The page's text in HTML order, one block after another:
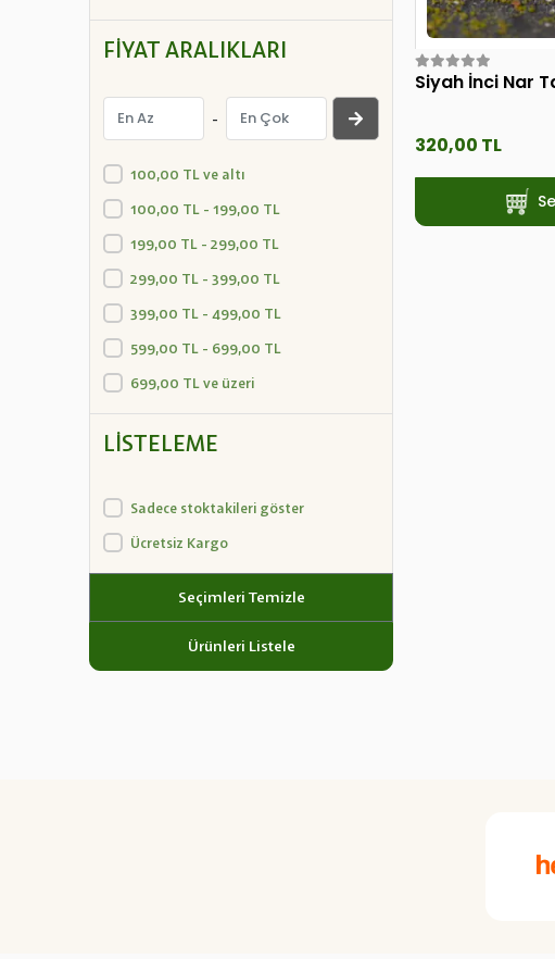
FIYAT ARALIKLARI
-
100,00 TL ve altı
100,00 TL - 199,00 TL
199,00 TL - 299,00 TL
299,00 TL - 399,00 TL
399,00 TL - 499,00 TL
599,00 TL - 699,00 TL
699,00 TL ve üzeri
LISTELEME
Sadece stoktakileri göster
Ücretsiz Kargo
Seçimleri Temizle
Ürünleri Listele
Siyah İnci Nar
320,00 TL